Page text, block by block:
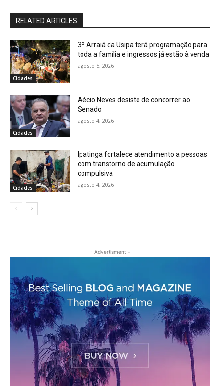
RELATED ARTICLES
Cidades
3º Arraiá da Usipa terá programação para
toda a família e ingressos já estão à venda
agosto 5, 2026
Cidades
Aécio Neves desiste de concorrer ao
Senado
agosto 4, 2026
Cidades
Ipatinga fortalece atendimento a pessoas
com transtorno de acumulação
compulsiva
agosto 4, 2026
- Advertisment -